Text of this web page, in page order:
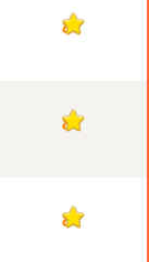
8
8
8